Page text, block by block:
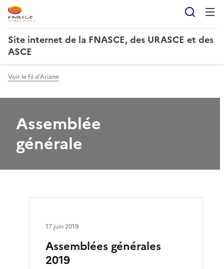
Site internet de la FNASCE, des URASCE et des
ASCE
Voir le fil d'Ariane
Assemblée
générale
Assemblées générales
2019
17 juin 2019